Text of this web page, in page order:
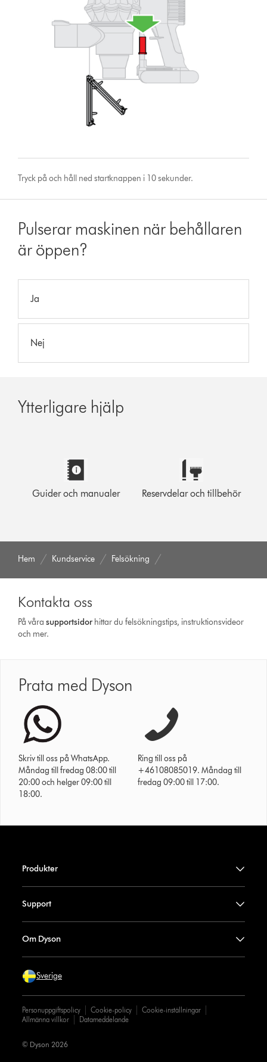
Tryck på och håll ned startknappen i 10 sekunder.
Pulserar maskinen när behållaren
är öppen?
Ja
Nej
Ytterligare hjälp
Guider och manualer Reservdelar och tillbehör
Hem Kundservice Felsökning
Kontakta oss
På vårasupport­sidor hittar du felsökningstips, instruktionsvideor
och mer.
Prata med Dyson
Skriv till oss på WhatsApp.
Måndag till fredag 08:00 till
20:00 och helger 09:00 till
18:00.
Ring till oss på
+46108085019. Måndag till
fredag 09:00 till 17:00.
Produkter
Support
Om Dyson
Sverige
Personuppgiftspolicy Cookie-policy
Cookie-inställningar
Allmänna villkor
Datameddelande
© Dyson 2026